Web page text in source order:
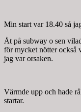
Min start var 18.40 så
Åt på subway o sen
för mycket nötter
jag var orsaken.
Värmde upp och hade
startar.